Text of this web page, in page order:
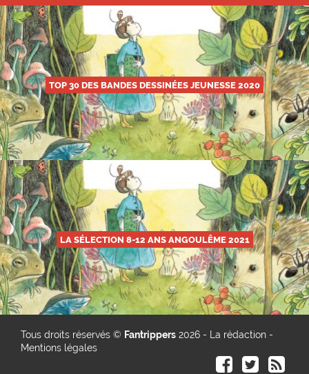
TOP 30 DES BANDES DESSINÉES JEUNESSE 2020
LA SÉLECTION 8-12 ANS ANGOULÊME 2021
Tous droits réservés © Fantrippers 2026 - La rédaction -
Mentions légales